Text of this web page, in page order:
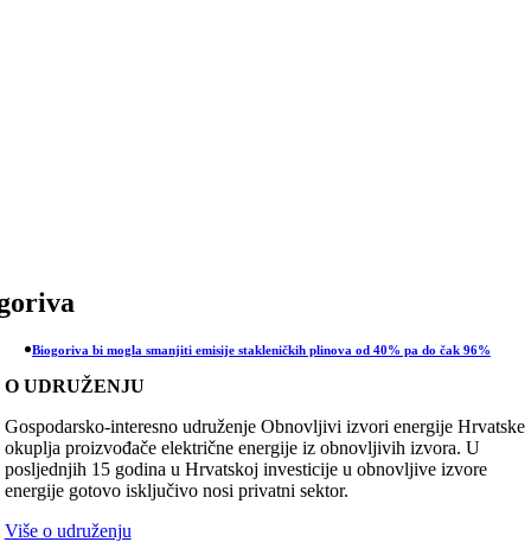
Biogoriva bi mogla smanjiti emisije stakleničkih plinova od 40% pa do čak 96%
O UDRUŽENJU
Gospodarsko-interesno udruženje Obnovljivi izvori energije Hrvatske
okuplja proizvođače električne energije iz obnovljivih izvora. U
posljednjih 15 godina u Hrvatskoj investicije u obnovljive izvore
energije gotovo isključivo nosi privatni sektor.
Više o udruženju